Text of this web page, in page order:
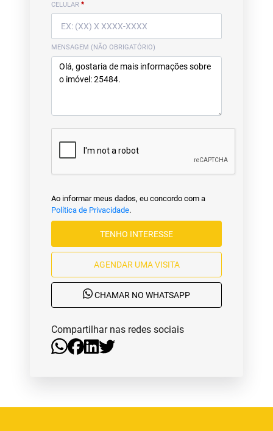
CELULAR *
MENSAGEM (NÃO OBRIGATÓRIO)
Ao informar meus dados, eu concordo com a
Política de Privacidade.
TENHO INTERESSE
AGENDAR UMA VISITA
CHAMAR NO WHATSAPP
Compartilhar nas redes sociais